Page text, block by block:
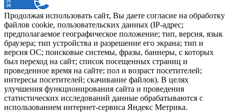
Продолжая использовать сайт, Вы даете согласие на обработку
файлов cookie, пользовательских данных (IP-адрес;
предполагаемое географическое положение; тип, версия, язык
браузера; тип устройства и разрешение его экрана; тип и
версия ОС; поисковые системы, фразы, баннеры, с которых
был переход на сайт; список посещенных страниц и
проведенное время на сайте; пол и возраст посетителей;
интересы посетителей; скачивание файлов). В целях
улучшения функционирования сайта и проведения
статистических исследований данные обрабатываются с
использованием интернет-сервиса Яндекс Метрика.